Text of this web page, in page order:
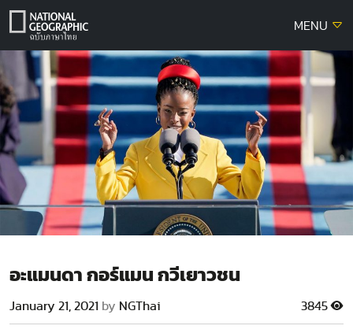
Skip
MENU
อะแมนดา กอร์แมน กวีเยาวชน
January 21, 2021 by NGThai 3845